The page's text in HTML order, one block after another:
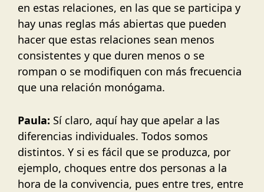
en estas relaciones, en las que se participa y
hay unas reglas más abiertas que pueden
hacer que estas relaciones sean menos
consistentes y que duren menos o se
rompan o se modifiquen con más frecuencia
que una relación monógama.
Paula: Sí claro, aquí hay que apelar a las
diferencias individuales. Todos somos
distintos. Y si es fácil que se produzca, por
ejemplo, choques entre dos personas a la
hora de la convivencia, pues entre tres, entre